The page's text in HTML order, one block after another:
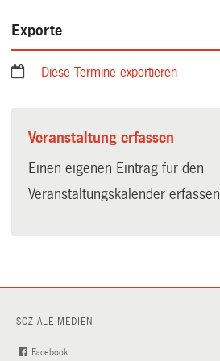
Exporte
Diese Termine exportieren
Veranstaltung erfassen
Einen eigenen Eintrag für den
Veranstaltungskalender erfassen
SOZIALE MEDIEN
Facebook